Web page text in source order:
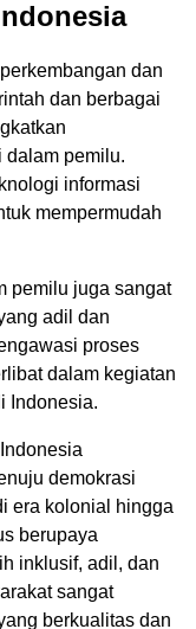
dan
dan berbagai
dalam pemilu.
informasi
mempermudah
pemilu juga sangat
adil dan
proses
dalam kegiatan
Indonesia.
demokrasi
era kolonial hingga
berupaya
inklusif, adil, dan
sangat
berkualitas dan